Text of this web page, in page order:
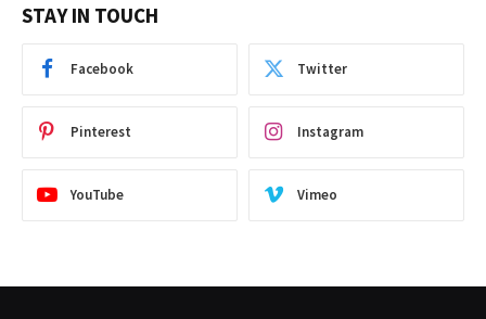
STAY IN TOUCH
Facebook Twitter
Pinterest Instagram
YouTube Vimeo